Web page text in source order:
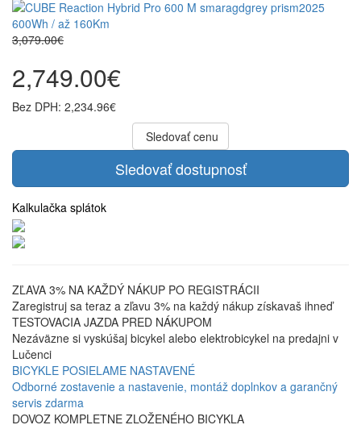
600Wh / až 160Km
3,079.00€
2,749.00€
Bez DPH: 2,234.96€
Sledovať cenu
Sledovať dostupnosť
Kalkulačka splátok
ZĽAVA 3% NA KAŽDÝ NÁKUP PO REGISTRÁCII
Zaregistruj sa teraz a zľavu 3% na každý nákup získavaš ihneď
TESTOVACIA JAZDA PRED NÁKUPOM
Nezáväzne si vyskúšaj bicykel alebo elektrobicykel na predajni v
Lučenci
BICYKLE POSIELAME NASTAVENÉ
Odborné zostavenie a nastavenie, montáž doplnkov a garančný
servis zdarma
DOVOZ KOMPLETNE ZLOŽENÉHO BICYKLA